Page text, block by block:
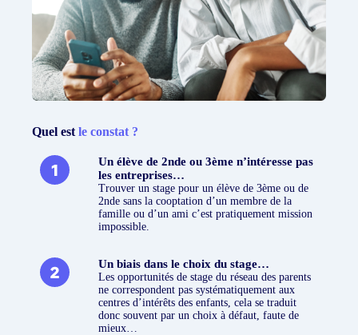
Quel estle constat ?
Un élève de 2nde ou 3ème n’intéresse pas
les entreprises…
Trouver un stage pour un élève de 3ème ou de
2nde sans la cooptation d’un membre de la
famille ou d’un ami c’est pratiquement mission
impossible.
Un biais dans le choix du stage…
Les opportunités de stage du réseau des parents
ne correspondent pas systématiquement aux
centres d’intérêts des enfants, cela se traduit
donc souvent par un choix à défaut, faute de
mieux…